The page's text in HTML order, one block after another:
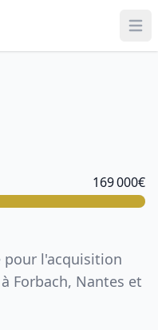
169 000€
pour l'acquisition
Forbach, Nantes et